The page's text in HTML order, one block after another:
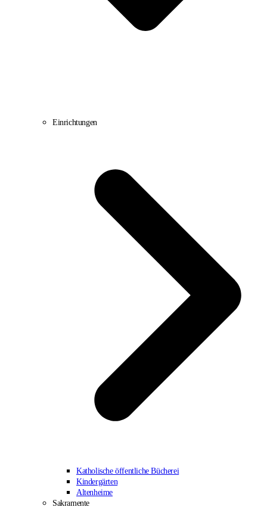
Einrichtungen
Katholische öffentliche Bücherei
Kindergärten
Altenheime
Sakramente